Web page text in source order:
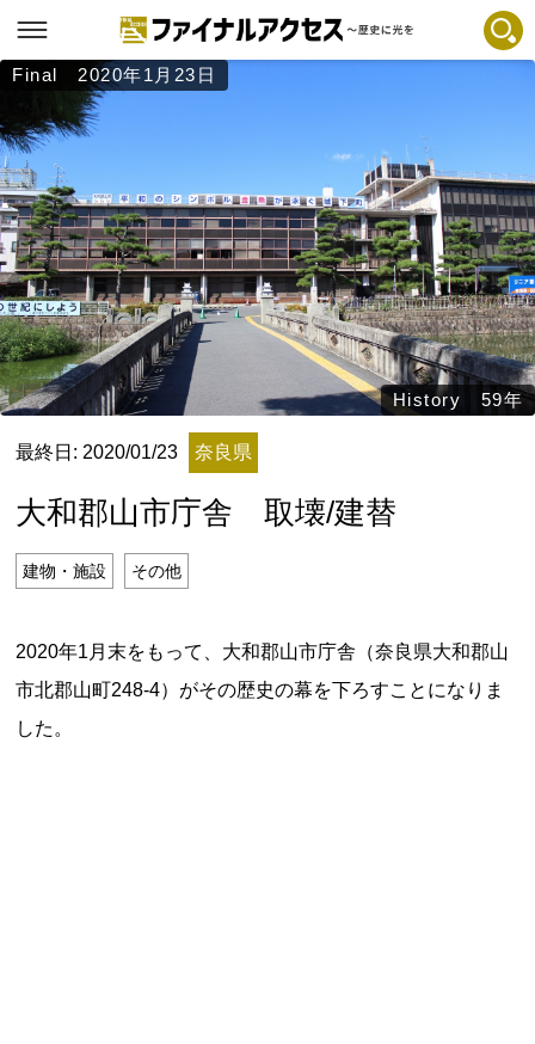
注目コンテンツ 一覧
ファイナルアクセスとは
メディアの編集方針とコンテンツポリシー
プライバシーポリシー
お問合せ
免責事項
不具合・報告事項
記事掲載基準
Special Thanks
フリーワードで探す
Final 2020年1月23日
History 59年
最終日: 2020/01/23 奈良県
大和郡山市庁舎 取壊/建替
建物・施設 その他
2020年1月末をもって、大和郡山市庁舎（奈良県大和郡山
市北郡山町248-4）がその歴史の幕を下ろすことになりま
した。